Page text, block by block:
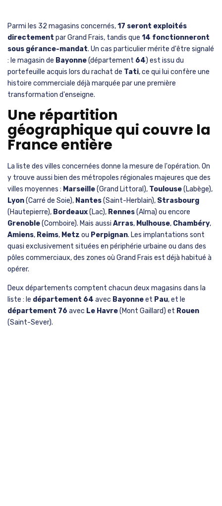
Parmi les 32 magasins concernés,17 seront exploités
directement par Grand Frais, tandis que 14 fonctionneront
sous gérance-mandat. Un cas particulier mérite d'être signalé
: le magasin de Bayonne(département 64) est issu du
portefeuille acquis lors du rachat de Tati, ce qui lui confère une
histoire commerciale déjà marquée par une première
transformation d'enseigne.
Une répartition
géographique qui couvre la
France entière
La liste des villes concernées donne la mesure de l'opération. On
y trouve aussi bien des métropoles régionales majeures que des
villes moyennes : Marseille(Grand Littoral), Toulouse(Labège),
Lyon(Carré de Soie), Nantes(Saint-Herblain), Strasbourg
(Hautepierre), Bordeaux(Lac), Rennes(Alma) ou encore
Grenoble(Comboire). Mais aussi Arras, Mulhouse, Chambéry,
Amiens, Reims, Metz ou Perpignan. Les implantations sont
quasi exclusivement situées en périphérie urbaine ou dans des
pôles commerciaux, des zones où Grand Frais est déjà habitué à
opérer.
Deux départements comptent chacun deux magasins dans la
liste : le département 64 avec Bayonneet Pau, et le
département 76 avec Le Havre(Mont Gaillard) et Rouen
(Saint-Sever).